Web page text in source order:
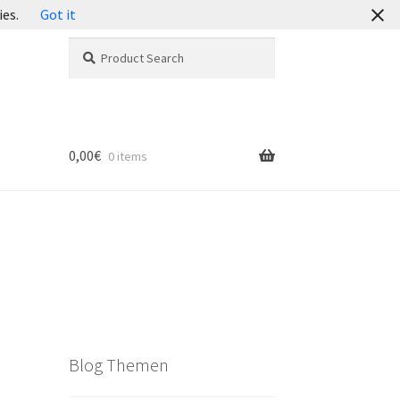
for:
0,00€ 0 items
Blog Themen
Got it